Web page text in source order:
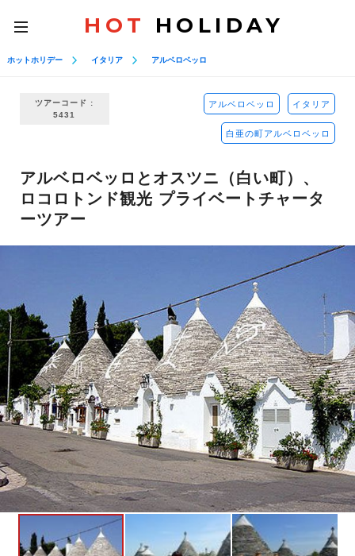
toggle
navigation
HOT HOLIDAY
ホットホリデー イタリア アルベロベッロ
ツアーコード :
5431
アルベロベッロ イタリア
白亜の町アルベロベッロ
アルベロベッロとオスツニ（白い町）、
ロコロトンド観光 プライベートチャータ
ーツアー